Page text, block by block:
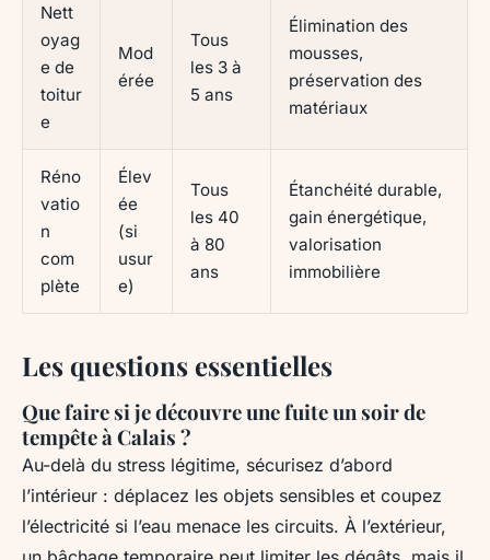
Nett
oyag
e de
toitur
e
Mod
érée
Tous
les 3 à
5 ans
Élimination des
mousses,
préservation des
matériaux
Réno
vatio
n
com
plète
Élev
ée
(si
usur
e)
Tous
les 40
à 80
ans
Étanchéité durable,
gain énergétique,
valorisation
immobilière
Les questions essentielles
Que faire si je découvre une fuite un soir de
tempête à Calais ?
Au-delà du stress légitime, sécurisez d’abord
l’intérieur : déplacez les objets sensibles et coupez
l’électricité si l’eau menace les circuits. À l’extérieur,